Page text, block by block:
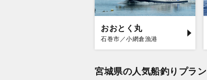
おおとく丸
石巻市／小網倉漁港
宮城県の人気船釣りプラン